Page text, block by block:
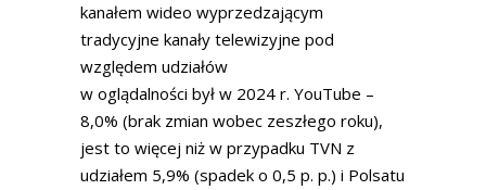
kanałem wideo wyprzedzającym
tradycyjne kanały telewizyjne pod
względem udziałów
w oglądalności był w 2024 r. YouTube –
8,0% (brak zmian wobec zeszłego roku),
jest to więcej niż w przypadku TVN z
udziałem 5,9% (spadek o 0,5 p. p.) i Polsatu